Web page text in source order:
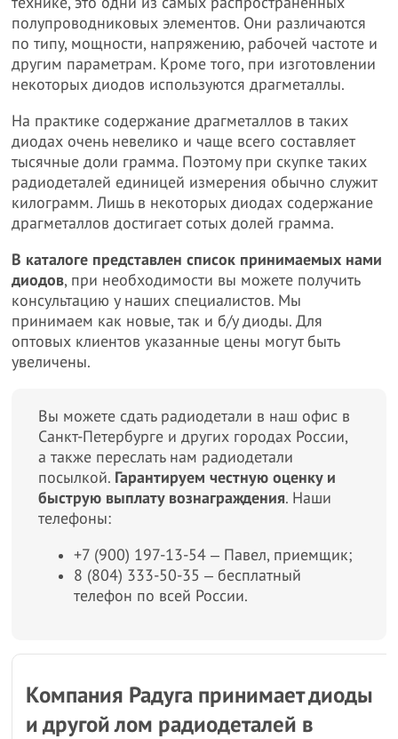
полупроводниковых элементов. Они различаются
по типу, мощности, напряжению, рабочей частоте и
другим параметрам. Кроме того, при изготовлении
некоторых диодов используются драгметаллы.
На практике содержание драгметаллов в таких
диодах очень невелико и чаще всего составляет
тысячные доли грамма. Поэтому при скупке таких
радиодеталей единицей измерения обычно служит
килограмм. Лишь в некоторых диодах содержание
драгметаллов достигает сотых долей грамма.
В каталоге представлен список принимаемых нами
диодов, при необходимости вы можете получить
консультацию у наших специалистов. Мы
принимаем как новые, так и б/у диоды. Для
оптовых клиентов указанные цены могут быть
увеличены.
Вы можете сдать радиодетали в наш офис в
Санкт-Петербурге и других городах России,
а также переслать нам радиодетали
посылкой. Гарантируем честную оценку и
быструю выплату вознаграждения. Наши
телефоны:
+7 (900) 197-13-54 ‒ Павел, приемщик;
8 (804) 333-50-35 ‒ бесплатный
телефон по всей России.
Компания Радуга принимает диоды
и другой лом радиодеталей в